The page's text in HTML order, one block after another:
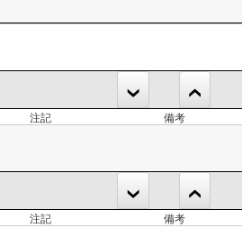
注記 備考
注記 備考